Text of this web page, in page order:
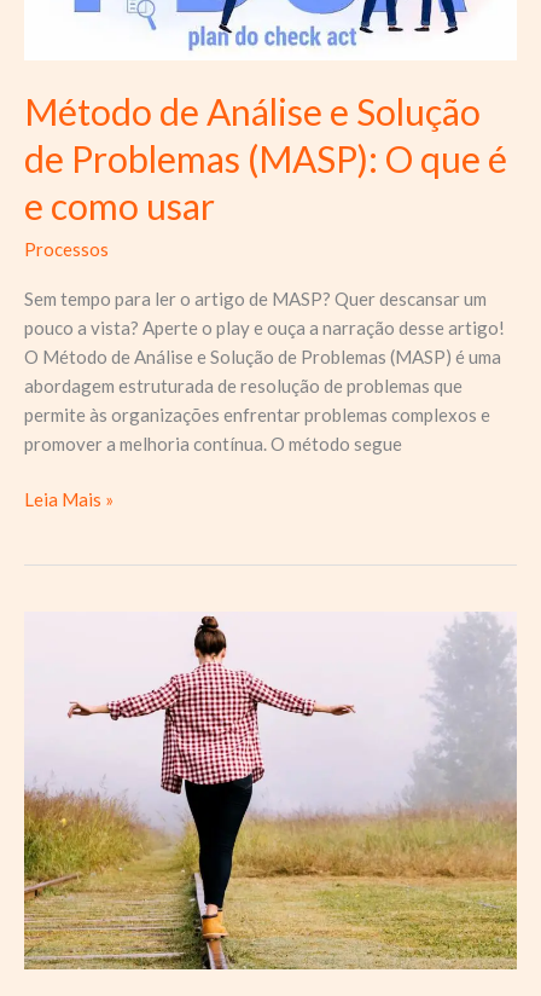
Método de Análise e Solução
de Problemas (MASP): O que é
e como usar
Processos
Sem tempo para ler o artigo de MASP? Quer descansar um
pouco a vista? Aperte o play e ouça a narração desse artigo!
O Método de Análise e Solução de Problemas (MASP) é uma
abordagem estruturada de resolução de problemas que
permite às organizações enfrentar problemas complexos e
promover a melhoria contínua. O método segue
Método
(MASP):
é
e
como
usar
Leia Mais »